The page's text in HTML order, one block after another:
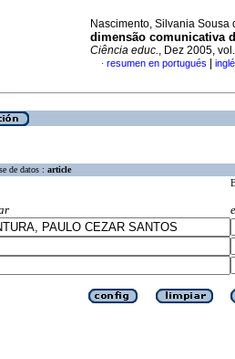
Nascimento, Silvania Sousa
dimensão comunicativa
Ciência educ., Dez 2005,
· resumen en portugués
de datos : article